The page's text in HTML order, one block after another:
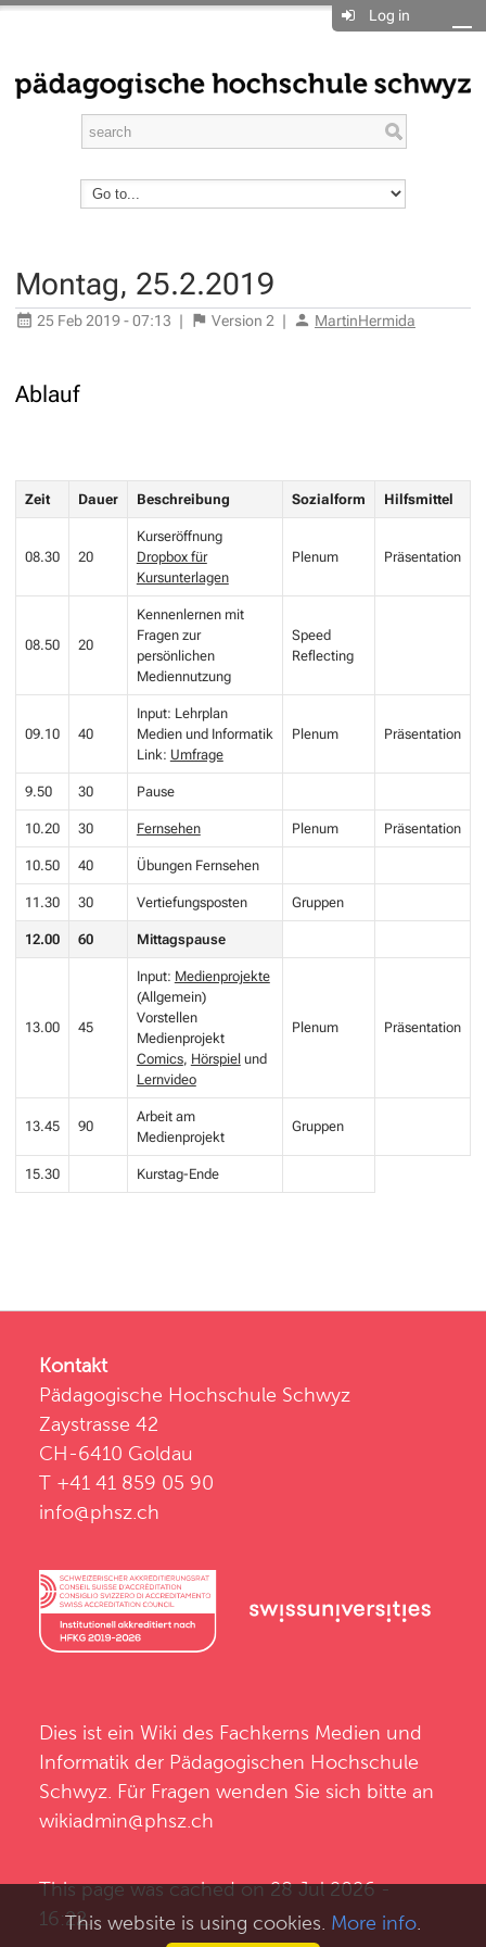
Log in
Montag, 25.2.2019
25 Feb 2019 - 07:13 | Version 2 | MartinHermida
Ablauf
Zeit Dauer Beschreibung Sozialform Hilfsmittel
08.30 20
Kurseröffnung
Dropbox für
Kursunterlagen
Plenum Präsentation
08.50 20
Kennenlernen mit
Fragen zur
persönlichen
Mediennutzung
Speed
Reflecting
09.10 40
Input: Lehrplan
Medien und Informatik
Link: Umfrage
Plenum Präsentation
9.50 30 Pause
10.20 30 Fernsehen Plenum Präsentation
10.50 40 Übungen Fernsehen
11.30 30 Vertiefungsposten Gruppen
12.00 60 Mittagspause
13.00 45
Input: Medienprojekte
(Allgemein)
Vorstellen
Medienprojekt
Comics, Hörspielund
Lernvideo
Plenum Präsentation
13.45 90
Arbeit am
Medienprojekt
Gruppen
15.30 Kurstag-Ende
Kontakt
Pädagogische Hochschule Schwyz
Zaystrasse 42
CH-6410 Goldau
T +41 41 859 05 90
info@phsz.ch
Dies ist ein Wiki des Fachkerns Medien und
Informatik der Pädagogischen Hochschule
Schwyz . Für Fragen wenden Sie sich bitte an
wikiadmin@phsz.ch
This page was cached on 28 Jul 2026 -
16:22.This website is using cookies. More info